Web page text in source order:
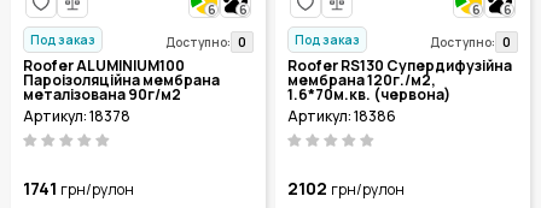
6
6
Под заказ
Доступно: 0
Roofer ALUMINIUM100
Пароізоляційна мембрана
металізована 90г/м2
1.6*35м.кв.
Артикул: 18378
1741 грн/рулон
6
6
Под заказ
Доступно: 0
Roofer RS130 Супердифузійна
мембрана 120г./м2,
1.6*70м.кв. (червона)
Артикул: 18386
2102 грн/рулон